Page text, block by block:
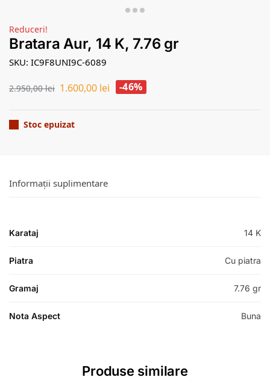
Reduceri!
Bratara Aur, 14 K, 7.76 gr
SKU: IC9F8UNI9C-6089
2.950,00lei 1.600,00 lei -46%
Stoc epuizat
Informații suplimentare
Karataj 14 K
Piatra Cu piatra
Gramaj 7.76 gr
Nota Aspect Buna
Produse similare